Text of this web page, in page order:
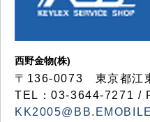
西野金物(株)
〒136-0073 東京都江
TEL：03‐3644‐7271 /